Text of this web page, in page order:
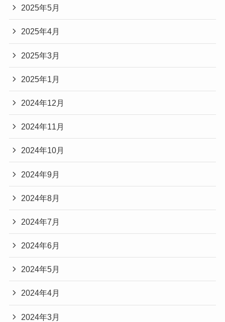
2025年5月
2025年4月
2025年3月
2025年1月
2024年12月
2024年11月
2024年10月
2024年9月
2024年8月
2024年7月
2024年6月
2024年5月
2024年4月
2024年3月